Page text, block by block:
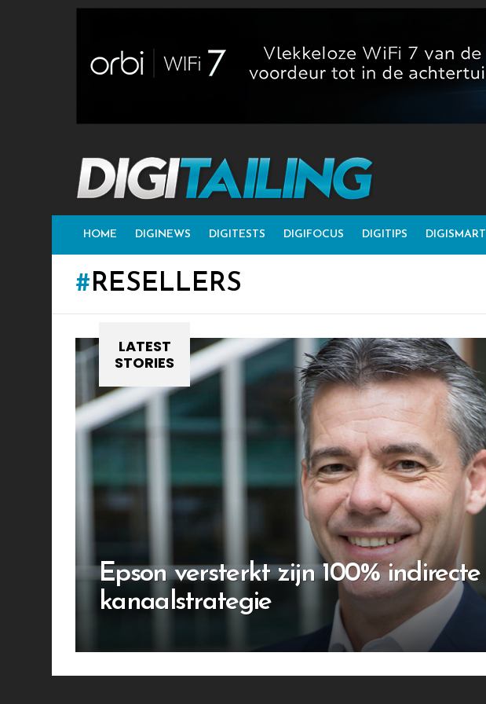
HOME DIGINEWS DIGITESTS DIGIFOCUS DIGITIPS DIGISMART
RESELLERS
LATEST
STORIES
Epson versterkt zijn 100% indirecte
kanaalstrategie